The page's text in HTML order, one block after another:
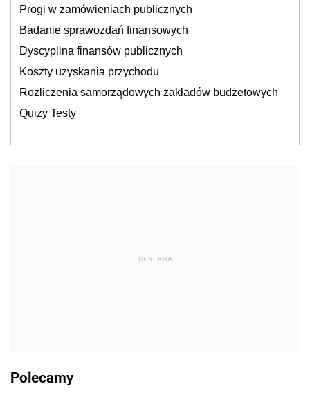
Progi w zamówieniach publicznych
Badanie sprawozdań finansowych
Dyscyplina finansów publicznych
Koszty uzyskania przychodu
Rozliczenia samorządowych zakładów budżetowych
Quizy Testy
REKLAMA
Polecamy